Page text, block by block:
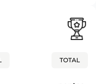
TOTAL